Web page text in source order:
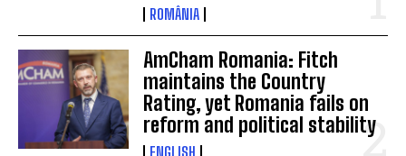
ROMÂNIA
AmCham Romania: Fitch
maintains the Country
Rating, yet Romania fails on
reform and political stability
ENGLISH